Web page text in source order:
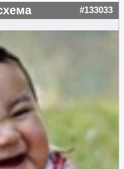
#133033